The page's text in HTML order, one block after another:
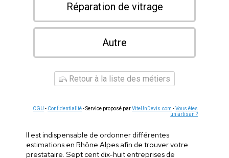
Réparation de vitrage
Autre
Retour à la liste des métiers
CGU - Confidentialité- Service proposé parViteUnDevis.com -Vous êtes
un artisan ?
Il est indispensable de ordonner différentes
estimations en Rhône Alpes afin de trouver votre
prestataire. Sept cent dix-huit entreprises de